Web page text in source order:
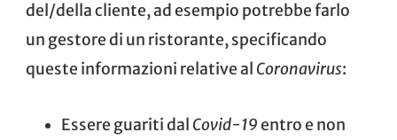
del/della cliente, ad esempio potrebbe farlo
un gestore di un ristorante, specificando
queste informazioni relative al Coronavirus:
Essere guariti dal Covid-19 entro e non